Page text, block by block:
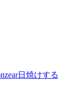
日焼けする